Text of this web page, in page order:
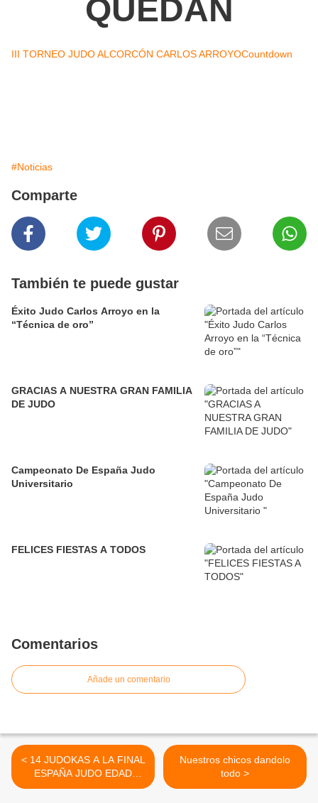
QUEDAN
III TORNEO JUDO ALCORCÓN CARLOS ARROYOCountdown
#Noticias
Comparte
También te puede gustar
Éxito Judo Carlos Arroyo en la
“Técnica de oro”
GRACIAS A NUESTRA GRAN FAMILIA
DE JUDO
Campeonato De España Judo
Universitario
FELICES FIESTAS A TODOS
Comentarios
Añade un comentario
< 14 JUDOKAS A LA FINAL
ESPAÑA JUDO EDAD
ESCOLAR DEL JUDO
Nuestros chicos dandolo
todo >